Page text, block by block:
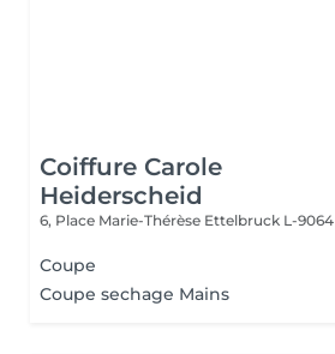
Coiffure Carole
Heiderscheid
6, Place Marie-Thérèse Ettelbruck L-9064
Coupe
Coupe sechage Mains